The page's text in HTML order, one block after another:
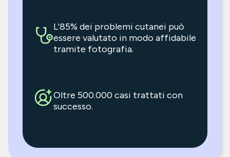
L'85% dei problemi cutanei può
essere valutato in modo affidabile
tramite fotografia.
Oltre 500.000 casi trattati con
successo.